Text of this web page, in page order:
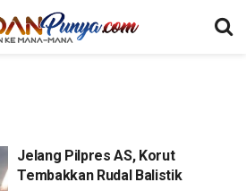
Jelang Pilpres AS, Korut
Tembakkan Rudal Balistik